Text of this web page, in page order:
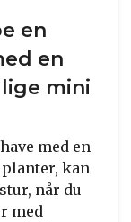
en
en
mini
med en
kan
når du
med